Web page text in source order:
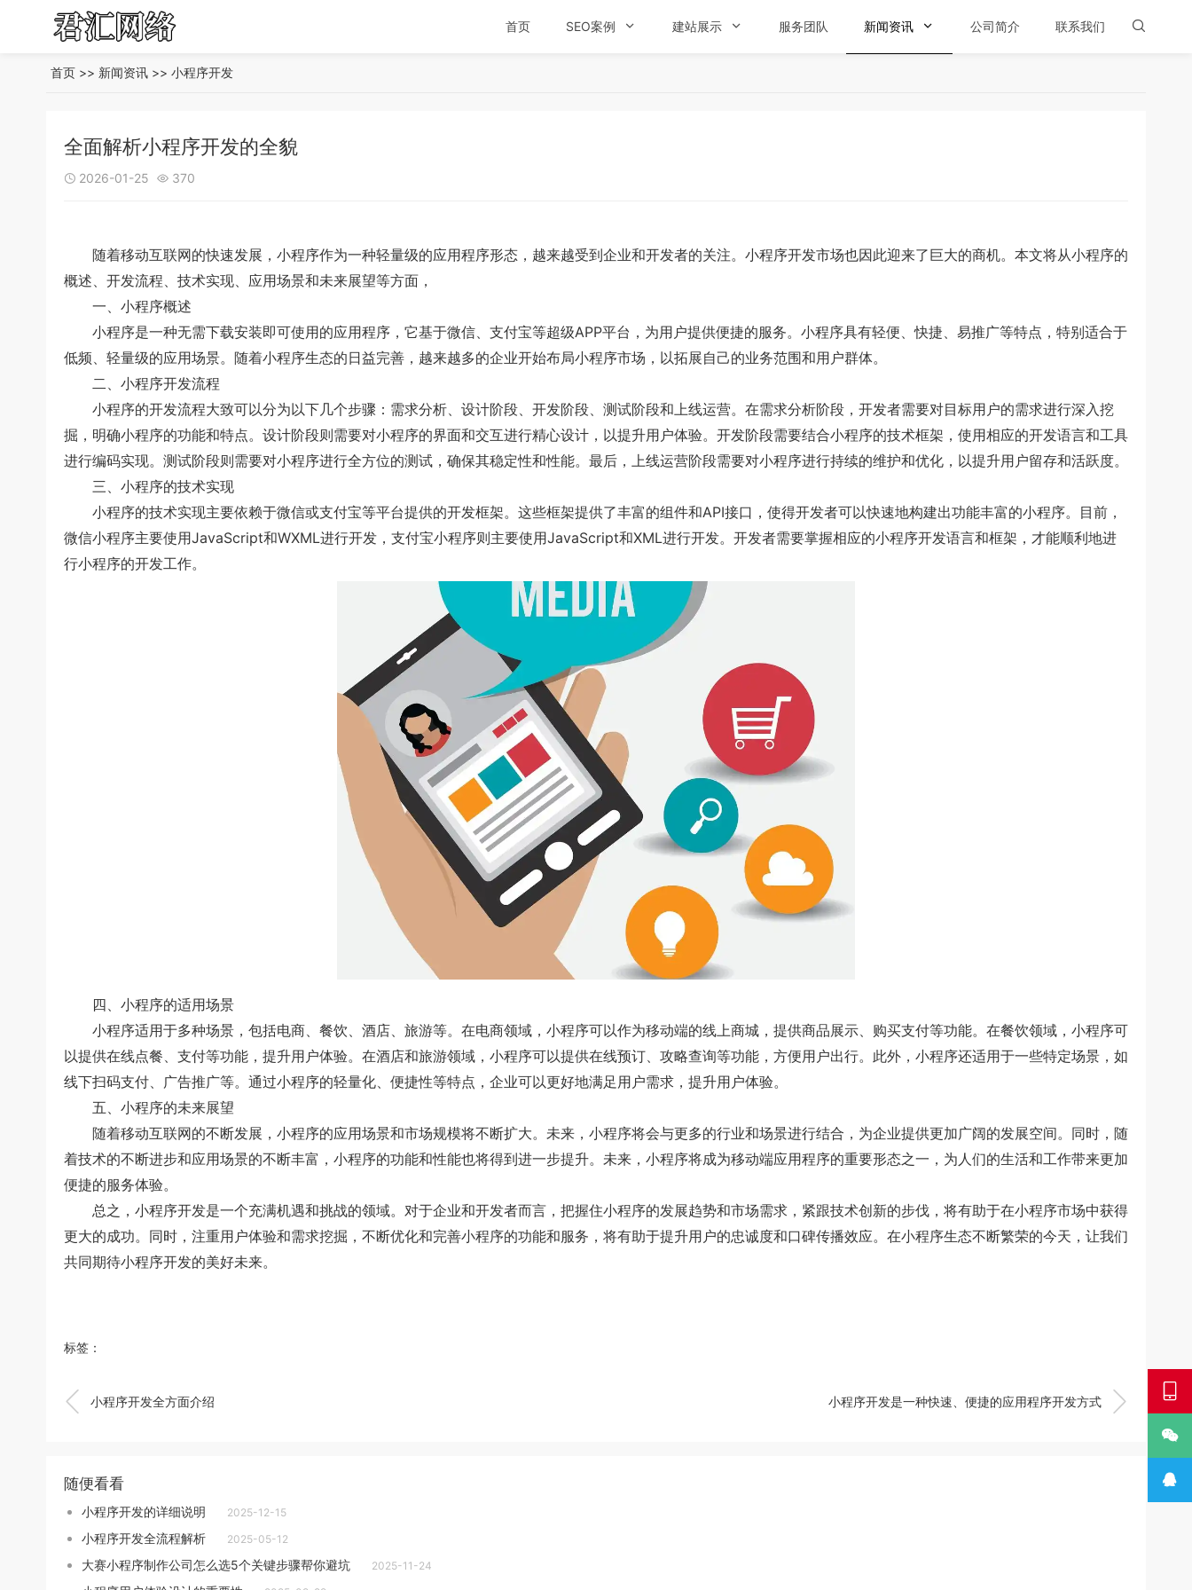

首页 SEO案例  建站展示  服务团队 新闻资讯  公司简介 联系我们
首页 >> 新闻资讯 >> 小程序开发
全面解析小程序开发的全貌
 2026-01-25  370
随着移动互联网的快速发展，小程序作为一种轻量级的应用程序形态，越来越受到企业和开发者的关注。小程序开发市场也因此迎来了巨大的商机。本文将从小程序的
概述、开发流程、技术实现、应用场景和未来展望等方面，
一、小程序概述
小程序是一种无需下载安装即可使用的应用程序，它基于微信、支付宝等超级APP平台，为用户提供便捷的服务。小程序具有轻便、快捷、易推广等特点，特别适合于
低频、轻量级的应用场景。随着小程序生态的日益完善，越来越多的企业开始布局小程序市场，以拓展自己的业务范围和用户群体。
二、小程序开发流程
小程序的开发流程大致可以分为以下几个步骤：需求分析、设计阶段、开发阶段、测试阶段和上线运营。在需求分析阶段，开发者需要对目标用户的需求进行深入挖
掘，明确小程序的功能和特点。设计阶段则需要对小程序的界面和交互进行精心设计，以提升用户体验。开发阶段需要结合小程序的技术框架，使用相应的开发语言和工具
进行编码实现。测试阶段则需要对小程序进行全方位的测试，确保其稳定性和性能。最后，上线运营阶段需要对小程序进行持续的维护和优化，以提升用户留存和活跃度。
三、小程序的技术实现
小程序的技术实现主要依赖于微信或支付宝等平台提供的开发框架。这些框架提供了丰富的组件和API接口，使得开发者可以快速地构建出功能丰富的小程序。目前，
微信小程序主要使用JavaScript和WXML进行开发，支付宝小程序则主要使用JavaScript和XML进行开发。开发者需要掌握相应的小程序开发语言和框架，才能顺利地进
行小程序的开发工作。
四、小程序的适用场景
小程序适用于多种场景，包括电商、餐饮、酒店、旅游等。在电商领域，小程序可以作为移动端的线上商城，提供商品展示、购买支付等功能。在餐饮领域，小程序可
以提供在线点餐、支付等功能，提升用户体验。在酒店和旅游领域，小程序可以提供在线预订、攻略查询等功能，方便用户出行。此外，小程序还适用于一些特定场景，如
线下扫码支付、广告推广等。通过小程序的轻量化、便捷性等特点，企业可以更好地满足用户需求，提升用户体验。
五、小程序的未来展望
随着移动互联网的不断发展，小程序的应用场景和市场规模将不断扩大。未来，小程序将会与更多的行业和场景进行结合，为企业提供更加广阔的发展空间。同时，随
着技术的不断进步和应用场景的不断丰富，小程序的功能和性能也将得到进一步提升。未来，小程序将成为移动端应用程序的重要形态之一，为人们的生活和工作带来更加
便捷的服务体验。
总之，小程序开发是一个充满机遇和挑战的领域。对于企业和开发者而言，把握住小程序的发展趋势和市场需求，紧跟技术创新的步伐，将有助于在小程序市场中获得
更大的成功。同时，注重用户体验和需求挖掘，不断优化和完善小程序的功能和服务，将有助于提升用户的忠诚度和口碑传播效应。在小程序生态不断繁荣的今天，让我们
共同期待小程序开发的美好未来。
标签：
 小程序开发全方面介绍 
小程序开发是一种快速、便捷的应用程序开发方式
随便看看
小程序开发的详细说明 2025-12-15
小程序开发全流程解析 2025-05-12
大赛小程序制作公司怎么选5个关键步骤帮你避坑 2025-11-24


